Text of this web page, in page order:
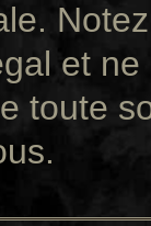
et
toute